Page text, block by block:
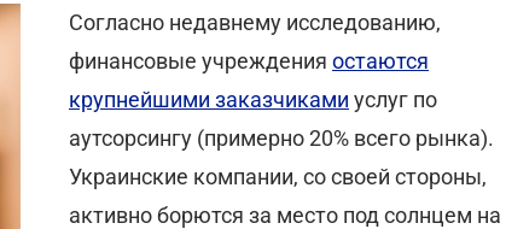
Согласно недавнему исследованию,
финансовые учреждения остаются
крупнейшими заказчиками услуг по
аутсорсингу (примерно 20% всего рынка).
Украинские компании, со своей стороны,
активно борются за место под солнцем на